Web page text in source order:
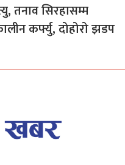
तनाव सिरहासम्म
कर्फ्यु, दोहोरो झडप